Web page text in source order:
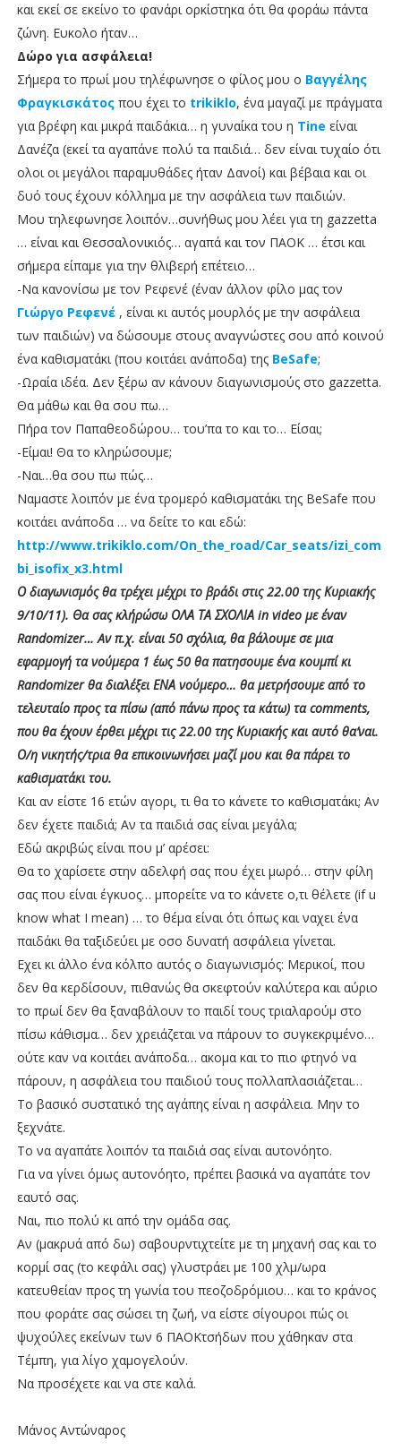
και εκεί σε εκείνο το φανάρι ορκίστηκα ότι θα φοράω πάντα
ζώνη. Ευκολο ήταν…
Δώρο για ασφάλεια!
Σήμερα το πρωί μου τηλέφωνησε ο φίλος μου ο Βαγγέλης
Φραγκισκάτοςπου έχει το trikiklo, ένα μαγαζί με πράγματα
για βρέφη και μικρά παιδάκια… η γυναίκα του η Tine είναι
Δανέζα (εκεί τα αγαπάνε πολύ τα παιδιά… δεν είναι τυχαίο ότι
ολοι οι μεγάλοι παραμυθάδες ήταν Δανοί) και βέβαια και οι
δυό τους έχουν κόλλημα με την ασφάλεια των παιδιών.
Μου τηλεφωνησε λοιπόν…συνήθως μου λέει για τη gazzetta
… είναι και Θεσσαλονικιός… αγαπά και τον ΠΑΟΚ … έτσι και
σήμερα είπαμε για την θλιβερή επέτειο…
-Να κανονίσω με τον Ρεφενέ (έναν άλλον φίλο μας τον
Γιώργο Ρεφενέ, είναι κι αυτός μουρλός με την ασφάλεια
των παιδιών) να δώσουμε στους αναγνώστες σου από κοινού
ένα καθισματάκι (που κοιτάει ανάποδα) της BeSafe;
-Ωραία ιδέα. Δεν ξέρω αν κάνουν διαγωνισμούς στο gazzetta.
Θα μάθω και θα σου πω…
Πήρα τον Παπαθεοδώρου… του’πα το και το… Είσαι;
-Είμαι! Θα το κληρώσουμε;
-Ναι…θα σου πω πώς…
Ναμαστε λοιπόν με ένα τρομερό καθισματάκι της BeSafe που
κοιτάει ανάποδα … να δείτε το και εδώ:
http://www.trikiklo.com/On_the_road/Car_seats/izi_com
bi_isofix_x3.html
Ο διαγωνισμός θα τρέχει μέχρι το βράδι στις 22.00 της Κυριακής
9/10/11). Θα σας κλήρώσω ΟΛΑ ΤΑ ΣΧΟΛΙΑ in video με έναν
Randomizer… Aν π.χ. είναι 50 σχόλια, θα βάλουμε σε μια
εφαρμογή τα νούμερα 1 έως 50 θα πατησουμε ένα κουμπί κι
Randomizer θα διαλέξει ΕΝΑ νούμερο… θα μετρήσουμε από το
τελευταίο προς τα πίσω (από πάνω προς τα κάτω) τα comments,
που θα έχουν έρθει μέχρι τις 22.00 της Κυριακής και αυτό θα’ναι.
Ο/η νικητής/τρια θα επικοινωνήσει μαζί μου και θα πάρει το
καθισματάκι του.
Και αν είστε 16 ετών αγορι, τι θα το κάνετε το καθισματάκι; Αν
δεν έχετε παιδιά; Αν τα παιδιά σας είναι μεγάλα;
Εδώ ακριβώς είναι που μ’ αρέσει:
Θα το χαρίσετε στην αδελφή σας που έχει μωρό… στην φίλη
σας που είναι έγκυος… μπορείτε να το κάνετε ο,τι θέλετε (if u
know what I mean) … το θέμα είναι ότι όπως και ναχει ένα
παιδάκι θα ταξιδεύει με οσο δυνατή ασφάλεια γίνεται.
Εχει κι άλλο ένα κόλπο αυτός ο διαγωνισμός: Μερικοί, που
δεν θα κερδίσουν, πιθανώς θα σκεφτούν καλύτερα και αύριο
το πρωί δεν θα ξαναβάλουν το παιδί τους τριαλαρούμ στο
πίσω κάθισμα… δεν χρειάζεται να πάρουν το συγκεκριμένο…
ούτε καν να κοιτάει ανάποδα… ακομα και το πιο φτηνό να
πάρουν, η ασφάλεια του παιδιού τους πολλαπλασιάζεται…
Το βασικό συστατικό της αγάπης είναι η ασφάλεια. Μην το
ξεχνάτε.
Το να αγαπάτε λοιπόν τα παιδιά σας είναι αυτονόητο.
Για να γίνει όμως αυτονόητο, πρέπει βασικά να αγαπάτε τον
εαυτό σας.
Ναι, πιο πολύ κι από την ομάδα σας.
Αν (μακρυά από δω) σαβουρντιχτείτε με τη μηχανή σας και το
κορμί σας (το κεφάλι σας) γλυστράει με 100 χλμ/ωρα
κατευθείαν προς τη γωνία του πεοζοδρόμιου… και το κράνος
που φοράτε σας σώσει τη ζωή, να είστε σίγουροι πώς οι
ψυχούλες εκείνων των 6 ΠΑΟΚτσήδων που χάθηκαν στα
Τέμπη, για λίγο χαμογελούν.
Να προσέχετε και να στε καλά.
Μάνος Αντώναρος